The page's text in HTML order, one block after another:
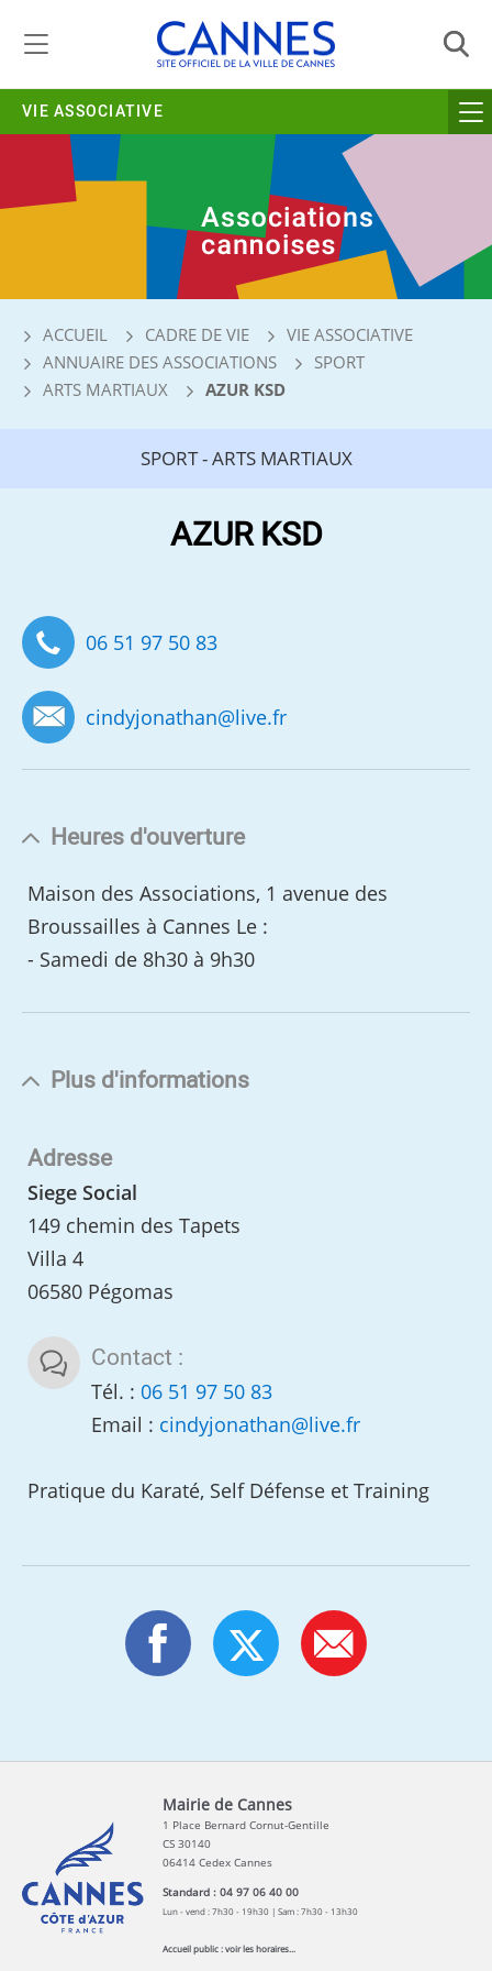
VIE ASSOCIATIVE
ACCUEIL CADRE DE VIE
VIE ASSOCIATIVE
ANNUAIRE DES ASSOCIATIONS
SPORT
ARTS MARTIAUX
AZUR KSD
SPORT - ARTS MARTIAUX
AZUR KSD
06 51 97 50 83
cindyjonathan@live.fr
Heures d'ouverture
Maison des Associations, 1 avenue des
Broussailles à Cannes Le :
- Samedi de 8h30 à 9h30
Plus d'informations
Adresse
Siege Social
149 chemin des Tapets
Villa 4
06580 Pégomas
Contact :
Tél. : 06 51 97 50 83
Email : cindyjonathan@live.fr
Pratique du Karaté, Self Défense et Training
Mairie de Cannes
1 Place Bernard Cornut-Gentille
CS 30140
06414 Cedex Cannes
Standard : 04 97 06 40 00
Lun - vend : 7h30 - 19h30 | Sam : 7h30 - 13h30
Accueil public :voir les horaires...